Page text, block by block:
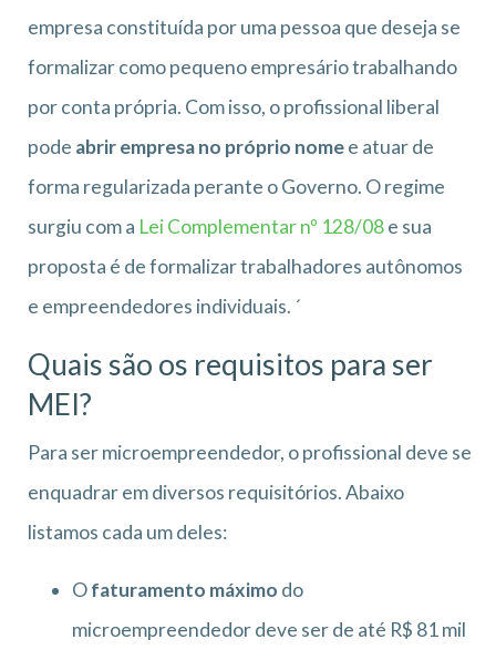
empresa constituída por uma pessoa que deseja se
formalizar como pequeno empresário trabalhando
por conta própria. Com isso, o profissional liberal
pode abrir empresa no próprio nomee atuar de
forma regularizada perante o Governo. O regime
surgiu com a Lei Complementar nº 128/08e sua
proposta é de formalizar trabalhadores autônomos
e empreendedores individuais. ´
Quais são os requisitos para ser
MEI?
Para ser microempreendedor, o profissional deve se
enquadrar em diversos requisitórios. Abaixo
listamos cada um deles:
Ofaturamento máximo do
microempreendedor deve ser de até R$ 81 mil